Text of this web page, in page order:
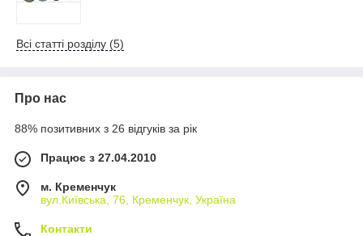
Всі статті розділу (5)
Про нас
88% позитивних з 26 відгуків за рік
Працює з 27.04.2010
м. Кременчук
вул.Київська, 76, Кременчук, Україна
Контакти